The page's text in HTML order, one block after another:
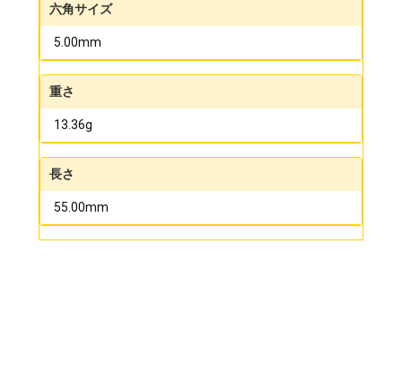
六角サイズ
5.00mm
重さ
13.36g
長さ
55.00mm